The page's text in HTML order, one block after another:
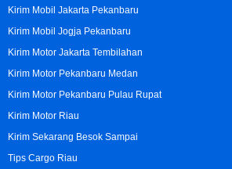
Kirim Mobil Jakarta Pekanbaru
Kirim Mobil Jogja Pekanbaru
Kirim Motor Jakarta Tembilahan
Kirim Motor Pekanbaru Medan
Kirim Motor Pekanbaru Pulau Rupat
Kirim Motor Riau
Kirim Sekarang Besok Sampai
Tips Cargo Riau